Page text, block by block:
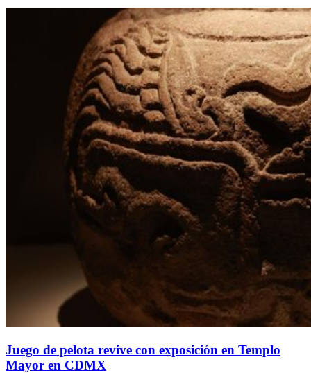
Juego de pelota revive con exposición en Templo
Mayor en CDMX